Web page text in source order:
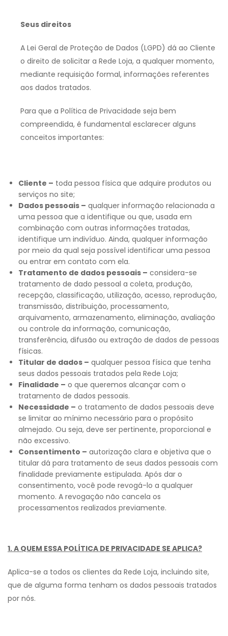
Seus direitos
A Lei Geral de Proteção de Dados (LGPD) dá ao Cliente
o direito de solicitar a Rede Loja, a qualquer momento,
mediante requisição formal, informações referentes
aos dados tratados.
Para que a Política de Privacidade seja bem
compreendida, é fundamental esclarecer alguns
conceitos importantes:
Cliente – toda pessoa física que adquire produtos ou
serviços no site;
Dados pessoais – qualquer informação relacionada a
uma pessoa que a identifique ou que, usada em
combinação com outras informações tratadas,
identifique um indivíduo. Ainda, qualquer informação
por meio da qual seja possível identificar uma pessoa
ou entrar em contato com ela.
Tratamento de dados pessoais – considera-se
tratamento de dado pessoal a coleta, produção,
recepção, classificação, utilização, acesso, reprodução,
transmissão, distribuição, processamento,
arquivamento, armazenamento, eliminação, avaliação
ou controle da informação, comunicação,
transferência, difusão ou extração de dados de pessoas
físicas.
Titular de dados – qualquer pessoa física que tenha
seus dados pessoais tratados pela Rede Loja;
Finalidade – o que queremos alcançar com o
tratamento de dados pessoais.
Necessidade – o tratamento de dados pessoais deve
se limitar ao mínimo necessário para o propósito
almejado. Ou seja, deve ser pertinente, proporcional e
não excessivo.
Consentimento – autorização clara e objetiva que o
titular dá para tratamento de seus dados pessoais com
finalidade previamente estipulada. Após dar o
consentimento, você pode revogá-lo a qualquer
momento. A revogação não cancela os
processamentos realizados previamente.
1. A QUEM ESSA POLÍTICA DE PRIVACIDADE SE APLICA?
Aplica-se a todos os clientes da Rede Loja, incluindo site,
que de alguma forma tenham os dados pessoais tratados
por nós.